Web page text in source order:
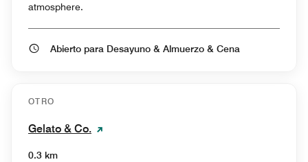
atmosphere.
Abierto para Desayuno & Almuerzo & Cena
OTRO
Gelato & Co.
0.3 km